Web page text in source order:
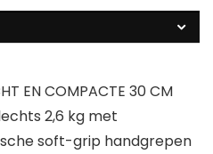
EN COMPACTE 30 CM
2,6 kg met
soft-grip handgrepen